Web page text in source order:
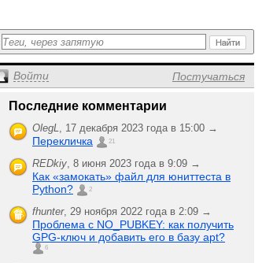
Войти Постучаться
Последние комментарии
OlegL, 17 декабря 2023 года в 15:00 →
Перекличка 21
REDkiy, 8 июня 2023 года в 9:09 →
Как «замокать» файл для юниттеста в
Python?
2
fhunter, 29 ноября 2022 года в 2:09 →
Проблема с NO_PUBKEY: как получить
GPG-ключ и добавить его в базу apt?
6